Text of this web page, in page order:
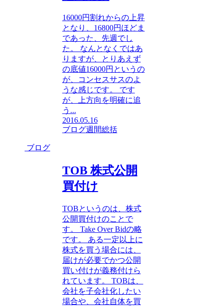
16000円割れからの上昇
となり、16800円ほどま
であった、先週でし
た。 なんとなくではあ
りますが、とりあえず
の底値16000円というの
が、コンセスサスのよ
うな感じです。 です
が、上方向を明確に追
う...
2016.05.16
ブログ週間総括
ブログ
TOB 株式公開
買付け
TOBというのは、株式
公開買付けのことで
す。 Take Over Bidの略
です。 ある一定以上に
株式を買う場合には、
届けが必要でかつ公開
買い付けが義務付けら
れています。 TOBは、
会社を子会社化したい
場合や、会社自体を買